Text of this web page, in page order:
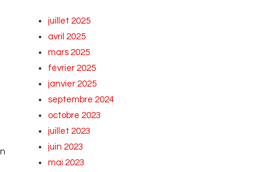
juillet 2025
avril 2025
mars 2025
février 2025
janvier 2025
septembre 2024
octobre 2023
juillet 2023
juin 2023
mai 2023